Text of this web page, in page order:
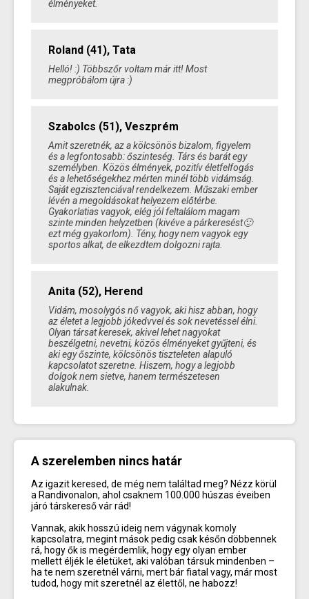
élményeket.
Roland (41), Tata
Helló! :) Többszőr voltam már itt! Most
megpróbálom újra :)
Szabolcs (51), Veszprém
Amit szeretnék, az a kölcsönös bizalom, figyelem
és a legfontosabb: őszinteség. Társ és barát egy
személyben. Közös élmények, pozitív életfelfogás
és a lehetőségekhez mérten minél több vidámság.
Saját egzisztenciával rendelkezem. Műszaki ember
lévén a megoldásokat helyezem előtérbe.
Gyakorlatias vagyok, elég jól feltalálom magam
szinte minden helyzetben (kivéve a párkeresést🙂
ezt még gyakorlom). Tény, hogy nem vagyok egy
sportos alkat, de elkezdtem dolgozni rajta.
Anita (52), Herend
Vidám, mosolygós nő vagyok, aki hisz abban, hogy
az életet a legjobb jókedvvel és sok nevetéssel élni.
Olyan társat keresek, akivel lehet nagyokat
beszélgetni, nevetni, közös élményeket gyűjteni, és
aki egy őszinte, kölcsönös tiszteleten alapuló
kapcsolatot szeretne. Hiszem, hogy a legjobb
dolgok nem sietve, hanem természetesen
alakulnak.
A szerelemben nincs határ
Az igazit keresed, de még nem találtad meg? Nézz körül
a Randivonalon, ahol csaknem 100.000 húszas éveiben
járó társkereső vár rád!
Vannak, akik hosszú ideig nem vágynak komoly
kapcsolatra, megint mások pedig csak későn döbbennek
rá, hogy ők is megérdemlik, hogy egy olyan ember
mellett éljék le életüket, aki valóban társuk mindenben –
ha te nem szeretnél várni, mert bár fiatal vagy, már most
tudod, hogy mit szeretnél az élettől, ne habozz!